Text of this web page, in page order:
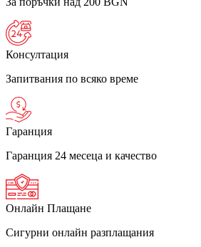
Консултация
Запитвания по всяко време
Гаранция
Гаранция 24 месеца и качество
Онлайн Плащане
Сигурни онлайн разплащания